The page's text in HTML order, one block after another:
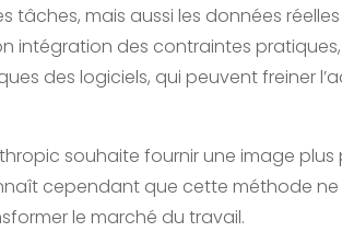
tâches, mais aussi les données
intégration des contraintes pratiques,
des logiciels, qui peuvent freiner
souhaite fournir une image plus
cependant que cette méthode
le marché du travail.